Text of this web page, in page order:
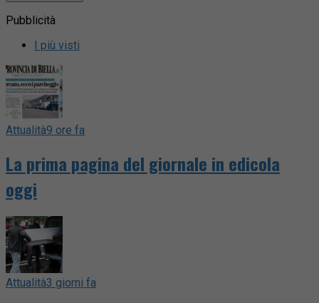
Pubblicità
I più visti
Attualità9 ore fa
La prima pagina del giornale in edicola
oggi
Attualità3 giorni fa